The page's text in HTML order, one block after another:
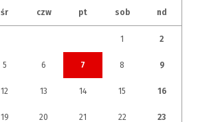
śr czw pt sob nd
1 2
5 6 7 8 9
12 13 14 15 16
19 20 21 22 23